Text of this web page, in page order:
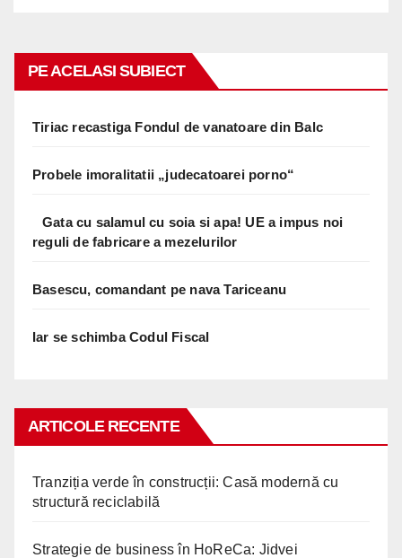
PE ACELASI SUBIECT
Tiriac recastiga Fondul de vanatoare din Balc
Probele imoralitatii „judecatoarei porno“
Gata cu salamul cu soia si apa! UE a impus noi
reguli de fabricare a mezelurilor
Basescu, comandant pe nava Tariceanu
Iar se schimba Codul Fiscal
ARTICOLE RECENTE
Tranziția verde în construcții: Casă modernă cu
structură reciclabilă
Strategie de business în HoReCa: Jidvei